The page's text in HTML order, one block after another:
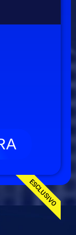
ESCLUSIVO